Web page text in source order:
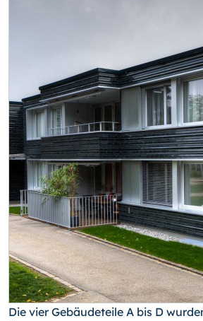
Die vier Gebäudeteile A bis D